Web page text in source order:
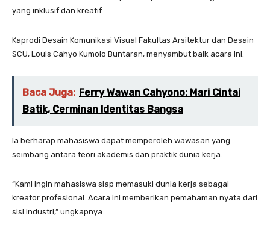
yang inklusif dan kreatif.
Kaprodi Desain Komunikasi Visual Fakultas Arsitektur dan Desain
SCU, Louis Cahyo Kumolo Buntaran, menyambut baik acara ini.
Baca Juga: Ferry Wawan Cahyono: Mari Cintai
Batik, Cerminan Identitas Bangsa
Ia berharap mahasiswa dapat memperoleh wawasan yang
seimbang antara teori akademis dan praktik dunia kerja.
“Kami ingin mahasiswa siap memasuki dunia kerja sebagai
kreator profesional. Acara ini memberikan pemahaman nyata dari
sisi industri,” ungkapnya.